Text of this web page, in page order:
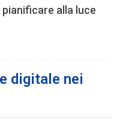
alla luce
digitale nei